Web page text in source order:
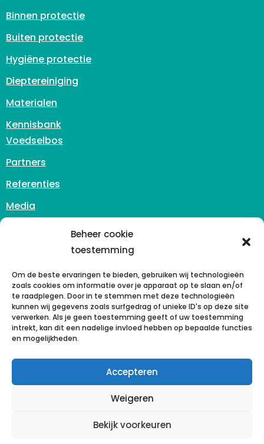
Beheer cookie
toestemming
Om de beste ervaringen te bieden, gebruiken wij technologieën
zoals cookies om informatie over je apparaat op te slaan en/of
te raadplegen. Door in te stemmen met deze technologieën
kunnen wij gegevens zoals surfgedrag of unieke ID's op deze site
verwerken. Als je geen toestemming geeft of uw toestemming
intrekt, kan dit een nadelige invloed hebben op bepaalde functies
en mogelijkheden.
Accepteren
Weigeren
Bekijk voorkeuren
Binnen protectie
Buiten protectie
Hygiëne protectie
Dieptereiniging
Materialen
Kennisbank
Voedselbos
Partners
Referenties
Media
6042 PB Roermond
Nederland
+31 (0)43 - 302 00 41
KvK 77248058
© 2026- Alle rechten voorbehouden- Reinasan –